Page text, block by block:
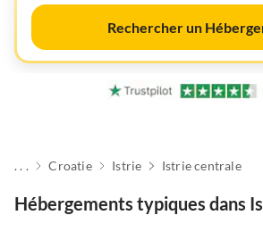
Rechercher un
. . . Croatie Istrie Istrie centrale
Hébergements typiques dans